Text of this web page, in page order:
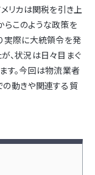
リカは関税を引き上
らこのような政策を
実際に大統領令を発
、状況は日々目まぐ
す。今回は物流業者
の動きや関連する貿